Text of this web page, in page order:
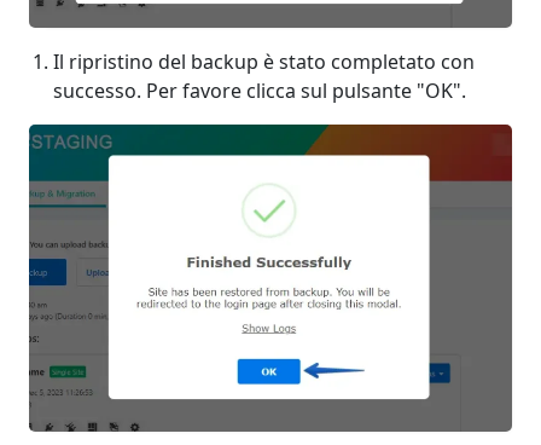
Il ripristino del backup è stato completato con
successo. Per favore clicca sul pulsante "OK".